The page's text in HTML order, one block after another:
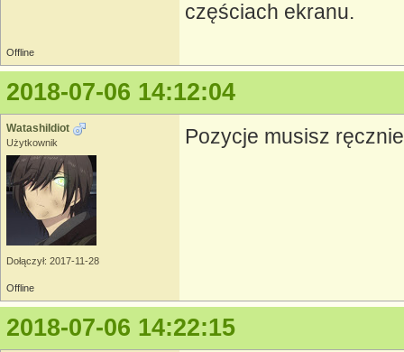
częściach ekranu.
Offline
2018-07-06 14:12:04
WatashiIdiot
Użytkownik
Dołączył: 2017-11-28
Pozycje musisz
Offline
2018-07-06 14:22:15